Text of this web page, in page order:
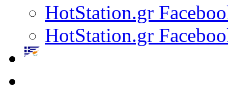
HotStation.gr
HotStation.gr